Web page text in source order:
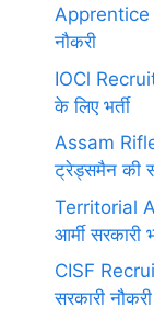
Apprentice
नौकरी
IOCl
के लिए भर्ती
Assam
ट्रेड्समैन की
Territorial
आर्मी सरकारी
CISF
सरकारी